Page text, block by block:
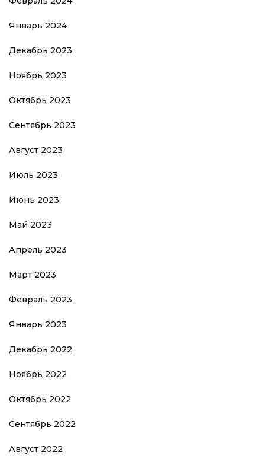
Январь 2024
Декабрь 2023
Ноябрь 2023
Октябрь 2023
Сентябрь 2023
Август 2023
Июль 2023
Июнь 2023
Май 2023
Апрель 2023
Март 2023
Февраль 2023
Январь 2023
Декабрь 2022
Ноябрь 2022
Октябрь 2022
Сентябрь 2022
Август 2022